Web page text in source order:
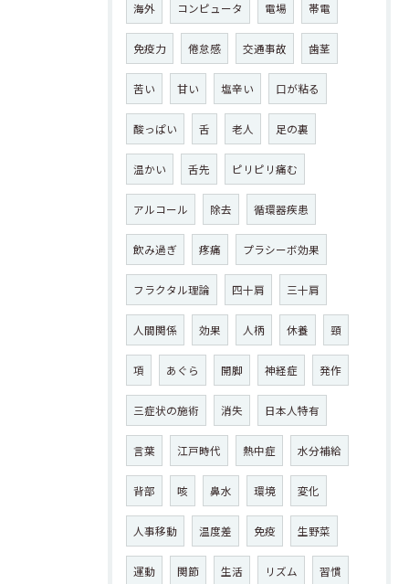
海外 コンピュータ 電場 帯電
免疫力 倦怠感 交通事故 歯茎
苦い 甘い 塩辛い 口が粘る
酸っぱい 舌 老人 足の裏
温かい 舌先 ピリピリ痛む
アルコール 除去 循環器疾患
飲み過ぎ 疼痛 プラシーボ効果
フラクタル理論 四十肩 三十肩
人間関係 効果 人柄 休養 頸
項 あぐら 開脚 神経症 発作
三症状の施術 消失 日本人特有
言葉 江戸時代 熱中症 水分補給
背部 咳 鼻水 環境 変化
人事移動 温度差 免疫 生野菜
運動 関節 生活 リズム 習慣